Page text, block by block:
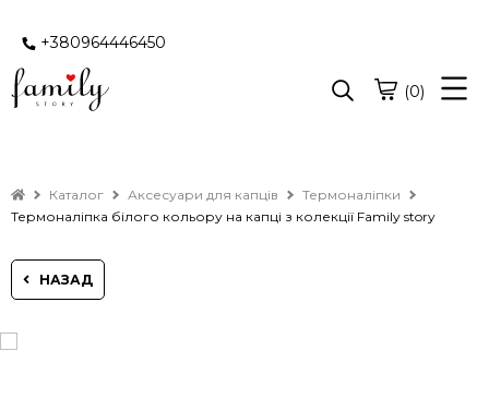
+380964446450
(0)
Каталог Аксесуари для капців
Термоналіпки
Термоналіпка білого кольору на капці з колекції Family story
НАЗАД